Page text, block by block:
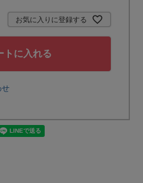
お気に入りに登録する
トに入れる
せ